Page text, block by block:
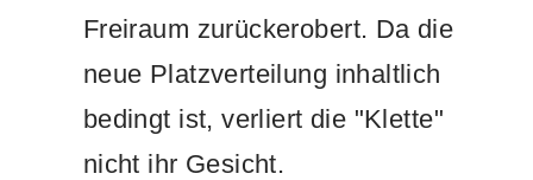
Freiraum zurückerobert. Da die
neue Platzverteilung inhaltlich
bedingt ist, verliert die "Klette"
nicht ihr Gesicht.